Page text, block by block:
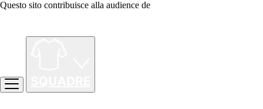
Questo sito contribuisce alla audience de